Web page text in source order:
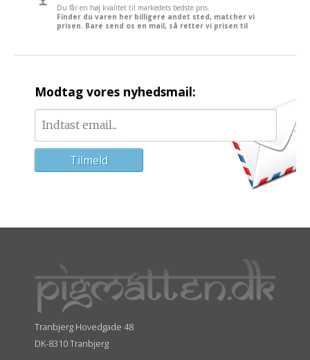
Du får en høj kvalitet til markedets bedste pris.
Finder du varen her billigere andet sted, matcher vi
prisen. Bare send os en mail, så retter vi prisen til
Modtag vores nyhedsmail:
Tranbjerg Hovedgade 48
DK-8310 Tranbjerg